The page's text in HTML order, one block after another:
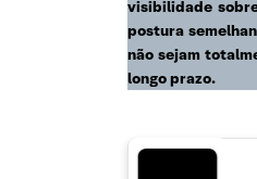
visibilidade
postura
não sejam
longo prazo.